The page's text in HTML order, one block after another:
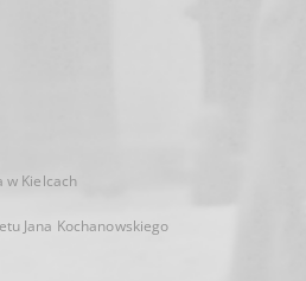
w Kielcach
Jana Kochanowskiego